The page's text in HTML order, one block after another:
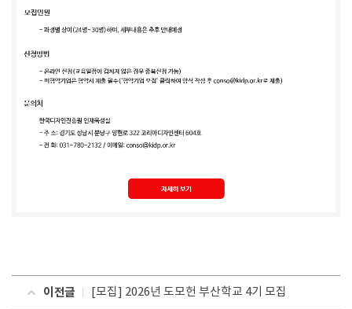
이전글 [모집] 2026년 도모헌 부산학교 4기 모집